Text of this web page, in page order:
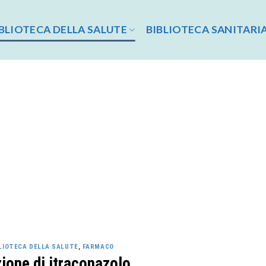
DELLA SALUTE BIBLIOTECA
DELLA SALUTE, FARMACO